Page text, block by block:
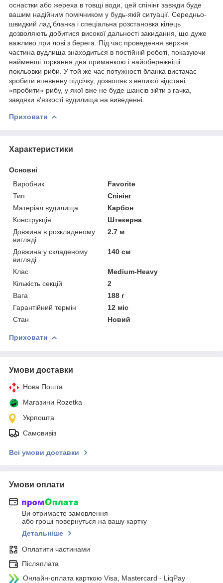
оснастки або жереха в товщі води, цей спінінг завжди буде
вашим надійним помічником у будь-якій ситуації. Середньо-
швидкий лад бланка і спеціальна розстановка кілець
дозволяють добитися високої дальності закидання, що дуже
важливо при лові з берега. Під час проведення верхня
частина вудлища знаходиться в постійній роботі, показуючи
найменші торкання дна приманкою і найобережніші
покльовки риби. У той же час потужності бланка вистачає
зробити впевнену підсічку, дозволяє з великої відстані
«пробити» рибу, у якої вже не буде шансів зійти з гачка,
завдяки в'язкості вудилища на виведенні.
Приховати
Характеристики
Основні
Виробник
Favorite
Тип
Спінінг
Матеріал вудилища
Карбон
Конструкція
Штекерна
Довжина в розкладеному
вигляді
2.7 м
Довжина у складеному
вигляді
140 см
Клас
Medium-Heavy
Кількість секцій
2
Вага
188 г
Гарантійний термін
12 міс
Стан
Новий
Приховати
Умови доставки
Нова Пошта
Магазини Rozetka
Укрпошта
Самовивіз
Всі умови доставки
Умови оплати
Ви отримаєте замовлення
або гроші повернуться на вашу картку
Детальніше
Оплатити частинами
Післяплата
Онлайн-оплата карткою Visa, Mastercard - LiqPay